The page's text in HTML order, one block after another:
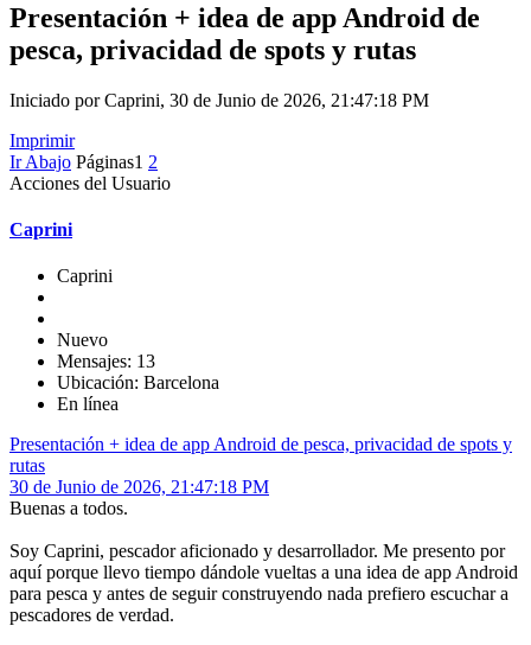
Presentación + idea de app Android de
pesca, privacidad de spots y rutas
Iniciado por Caprini, 30 de Junio de 2026, 21:47:18 PM
Imprimir
Ir Abajo Páginas1 2
Acciones del Usuario
Caprini
Caprini
Nuevo
Mensajes: 13
Ubicación: Barcelona
En línea
Presentación + idea de app Android de pesca, privacidad de spots y
rutas
30 de Junio de 2026, 21:47:18 PM
Buenas a todos.
Soy Caprini, pescador aficionado y desarrollador. Me presento por
aquí porque llevo tiempo dándole vueltas a una idea de app Android
para pesca y antes de seguir construyendo nada prefiero escuchar a
pescadores de verdad.